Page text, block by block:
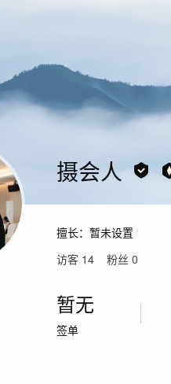
摄会人
擅长： 暂未设置
访客 14 粉丝 0
暂无
签单